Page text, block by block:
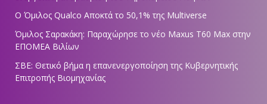
Ο Όμιλος Qualco Αποκτά το 50,1% της Multiverse
Όμιλος Σαρακάκη: Παραχώρησε το νέο Maxus T60 Max στην
ΕΠΟΜΕΑ Βιλίων
ΣΒΕ: Θετικό βήμα η επανενεργοποίηση της Κυβερνητικής
Επιτροπής Βιομηχανίας